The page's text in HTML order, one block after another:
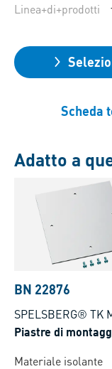
Linea+di+prodotti
Scheda
Adatto a
BN 22876
SPELSBERG® TK
Piastre di
Materiale isolante